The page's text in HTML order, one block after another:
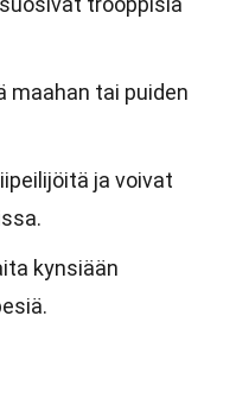
maahan tai puiden
ja voivat
kynsiään